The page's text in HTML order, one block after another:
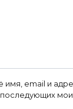
имя, email и